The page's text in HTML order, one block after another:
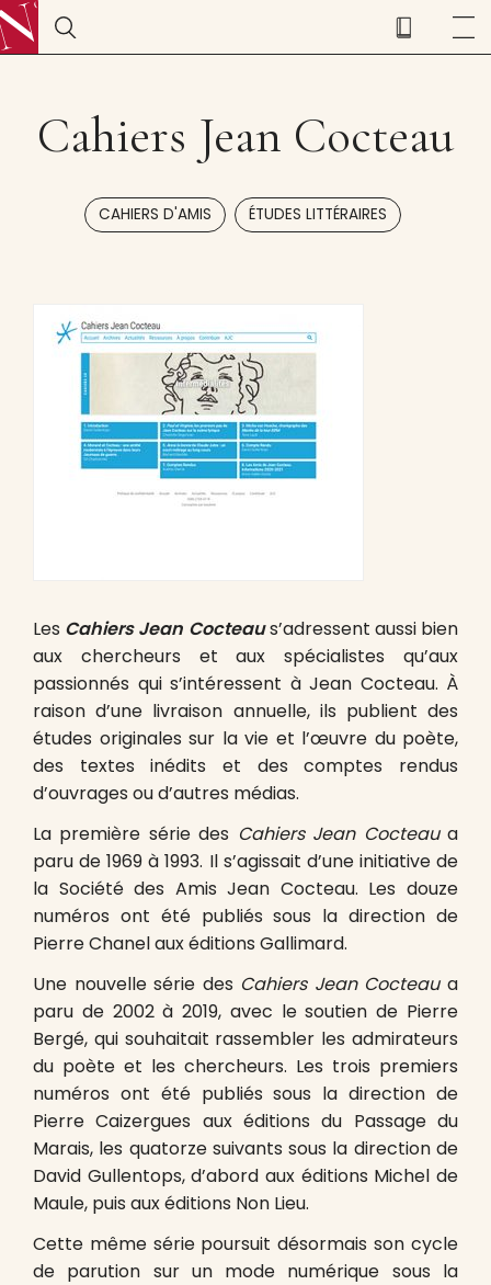
Cahiers Jean Cocteau
CAHIERS D'AMIS ÉTUDES LITTÉRAIRES
Les Cahiers Jean Cocteaus’adressent aussi bien
aux chercheurs et aux spécialistes qu’aux
passionnés qui s’intéressent à Jean Cocteau. À
raison d’une livraison annuelle, ils publient des
études originales sur la vie et l’œuvre du poète,
des textes inédits et des comptes rendus
d’ouvrages ou d’autres médias.
La première série des Cahiers Jean Cocteaua
paru de 1969 à 1993. Il s’agissait d’une initiative de
la Société des Amis Jean Cocteau. Les douze
numéros ont été publiés sous la direction de
Pierre Chanel aux éditions Gallimard.
Une nouvelle série des Cahiers Jean Cocteaua
paru de 2002 à 2019, avec le soutien de Pierre
Bergé, qui souhaitait rassembler les admirateurs
du poète et les chercheurs. Les trois premiers
numéros ont été publiés sous la direction de
Pierre Caizergues aux éditions du Passage du
Marais, les quatorze suivants sous la direction de
David Gullentops, d’abord aux éditions Michel de
Maule, puis aux éditions Non Lieu.
Cette même série poursuit désormais son cycle
de parution sur un mode numérique sous la